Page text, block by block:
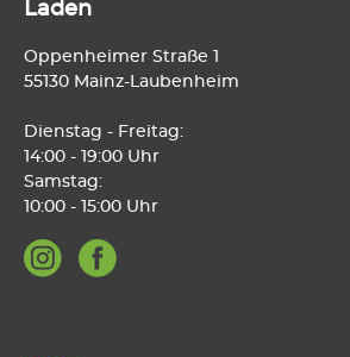
Laden
Oppenheimer Straße 1
55130 Mainz-Laubenheim
Dienstag - Freitag:
14:00 - 19:00 Uhr
Samstag:
10:00 - 15:00 Uhr